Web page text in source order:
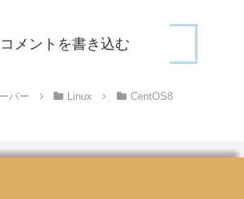
コメントを書き込む
バー Linux CentOS8